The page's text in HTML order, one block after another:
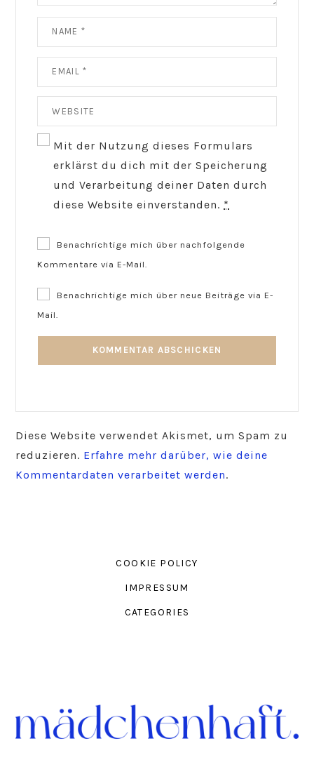
Mit der Nutzung dieses Formulars
erklärst du dich mit der Speicherung
und Verarbeitung deiner Daten durch
diese Website einverstanden. *
Benachrichtige mich über nachfolgende
Kommentare via E-Mail.
Benachrichtige mich über neue Beiträge via E-
Mail.
Diese Website verwendet Akismet, um Spam zu
reduzieren. Erfahre mehr darüber, wie deine
Kommentardaten verarbeitet werden.
COOKIE POLICY
IMPRESSUM
CATEGORIES